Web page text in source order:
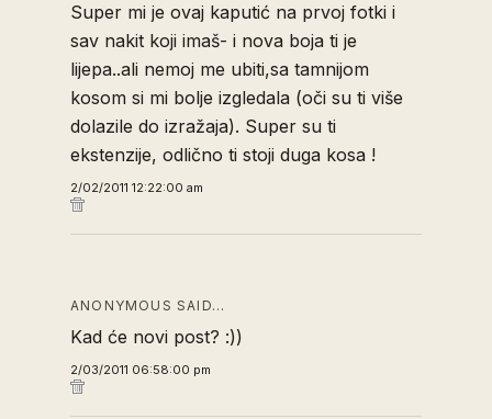
Super mi je ovaj kaputić na prvoj fotki i
sav nakit koji imaš- i nova boja ti je
lijepa..ali nemoj me ubiti,sa tamnijom
kosom si mi bolje izgledala (oči su ti više
dolazile do izražaja). Super su ti
ekstenzije, odlično ti stoji duga kosa !
2/02/2011 12:22:00 am
ANONYMOUS SAID…
Kad će novi post? :))
2/03/2011 06:58:00 pm